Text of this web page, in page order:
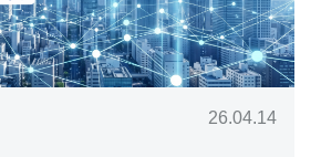
26.04.14